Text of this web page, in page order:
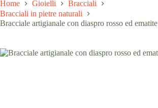
Home Gioielli
Bracciali
Bracciali in pietre naturali
Bracciale artigianale con diaspro rosso ed ematite